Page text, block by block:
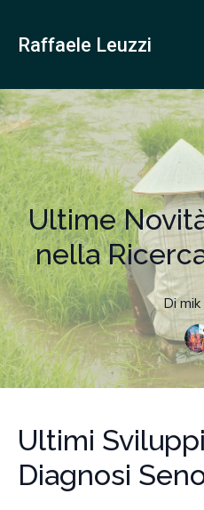
Raffaele Leuzzi
Ultime
nella
Di mik
Ultimi
Diagnosi